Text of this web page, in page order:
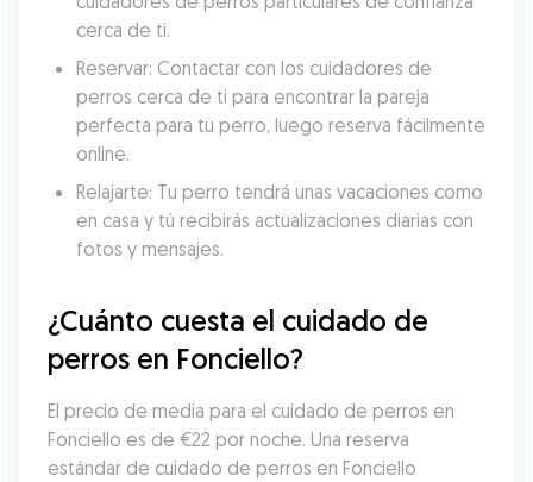
cerca de ti.
Reservar: Contactar con los cuidadores de
perros cerca de ti para encontrar la pareja
perfecta para tu perro, luego reserva fácilmente
online.
Relajarte: Tu perro tendrá unas vacaciones como
en casa y tú recibirás actualizaciones diarias con
fotos y mensajes.
¿Cuánto cuesta el cuidado de
perros en Fonciello?
El precio de media para el cuidado de perros en
Fonciello es de €22 por noche. Una reserva
estándar de cuidado de perros en Fonciello